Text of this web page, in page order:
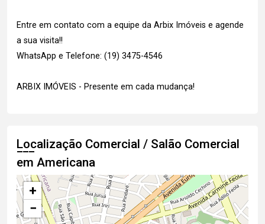
Entre em contato com a equipe da Arbix Imóveis e agende
a sua visita!!
WhatsApp e Telefone: (19) 3475-4546
ARBIX IMÓVEIS - Presente em cada mudança!
Localização Comercial / Salão Comercial
em Americana
+
−